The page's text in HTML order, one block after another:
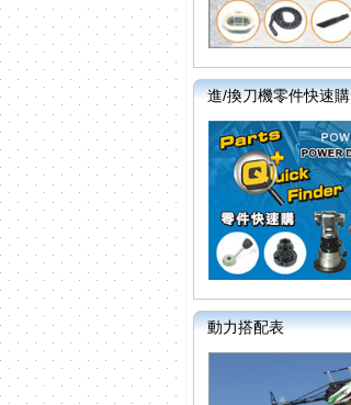
進/換刀機零件快速購
動力搭配表